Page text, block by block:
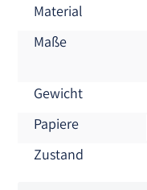
Material
Maße
Gewicht
Papiere
Zustand